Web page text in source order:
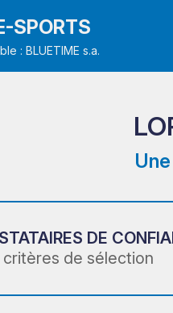
SPORTS
: BLUETIME s.a.
DE
critères de sélection